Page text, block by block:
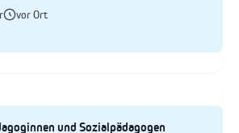
vor Ort
und Sozialpädagogen